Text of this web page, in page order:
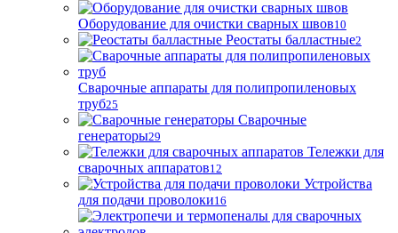
Оборудование для очистки сварных швов10
Реостаты балластные2
Сварочные аппараты для полипропиленовых
труб25
Сварочные
генераторы29
Тележки для
сварочных аппаратов12
Устройства
для подачи проволоки16